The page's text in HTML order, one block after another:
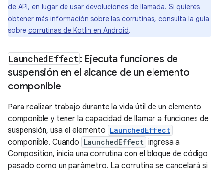
de API, en lugar de usar devoluciones de llamada. Si quieres
obtener más información sobre las corrutinas, consulta la guía
sobre corrutinas de Kotlin en Android.
LaunchedEffect: Ejecuta funciones de
suspensión en el alcance de un elemento
componible
Para realizar trabajo durante la vida útil de un elemento
componible y tener la capacidad de llamar a funciones de
suspensión, usa el elemento LaunchedEffect
componible. Cuando LaunchedEffect ingresa a
Composition, inicia una corrutina con el bloque de código
pasado como un parámetro. La corrutina se cancelará si